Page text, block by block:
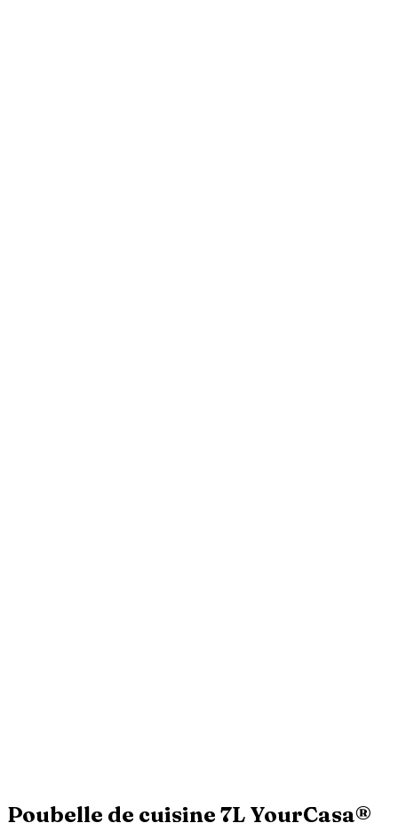
Poubelle de cuisine 7L YourCasa®